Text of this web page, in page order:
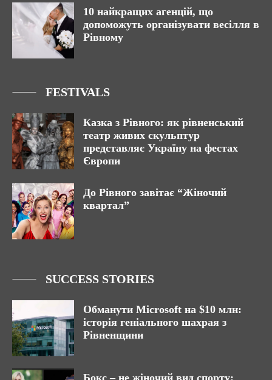
10 найкращих агенцій, що
допоможуть організувати весілля в
Рівному
FESTIVALS
Казка з Рівного: як рівненський
театр живих скульптур
представляє Україну на фестах
Європи
До Рівного завітає “Жіночий
квартал”
SUCCESS STORIES
Обманути Microsoft на $10 млн:
історія геніального шахрая з
Рівненщини
Бокс – не жіночий вид спорту: